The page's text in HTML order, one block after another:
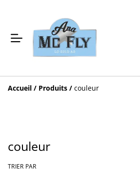
Accueil / Produits / couleur
couleur
TRIER PAR